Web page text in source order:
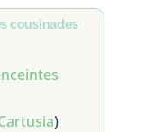
cousinades
)